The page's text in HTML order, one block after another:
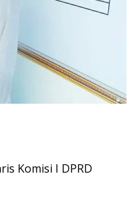
Komisi I DPRD